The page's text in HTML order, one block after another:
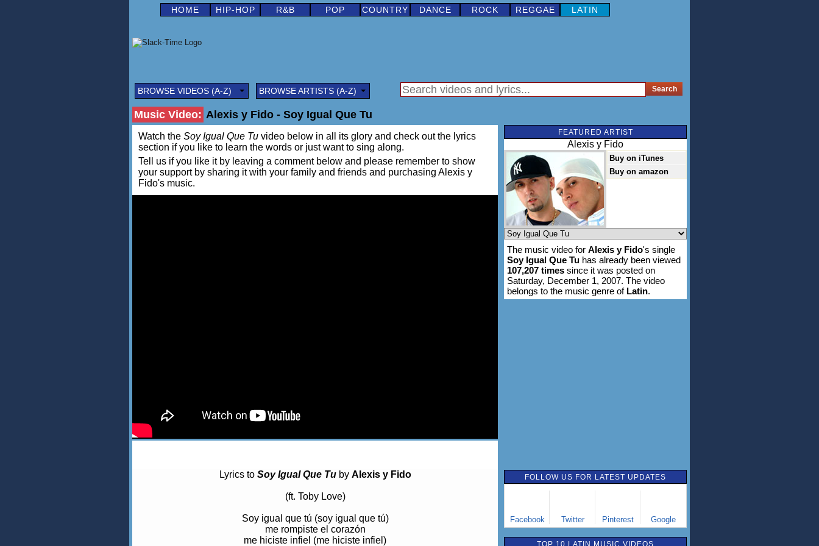
HOME HIP-HOP R&B POP COUNTRY DANCE ROCK REGGAE LATIN
BROWSE VIDEOS (A-Z) BROWSE ARTISTS (A-Z)
Music Video: Alexis y Fido - Soy Igual Que Tu
Watch the Soy Igual Que Tu video below in all its glory and check out the lyrics
section if you like to learn the words or just want to sing along.
Tell us if you like it by leaving a comment below and please remember to show
your support by sharing it with your family and friends and purchasing Alexis y
Fido's music.
Lyrics to Soy Igual Que Tuby Alexis y Fido
(ft. Toby Love)
Soy igual que tú (soy igual que tú)
me rompiste el corazón
me hiciste infiel (me hiciste infiel)
FEATURED ARTIST
Alexis y Fido
Buy on iTunes
Buy on amazon
The music video for Alexis y Fido's single
Soy Igual Que Tu has already been viewed
107,207 times since it was posted on
Saturday, December 1, 2007. The video
belongs to the music genre of Latin.
FOLLOW US FOR LATEST UPDATES
Facebook Twitter Pinterest Google
TOP 10 LATIN MUSIC VIDEOS